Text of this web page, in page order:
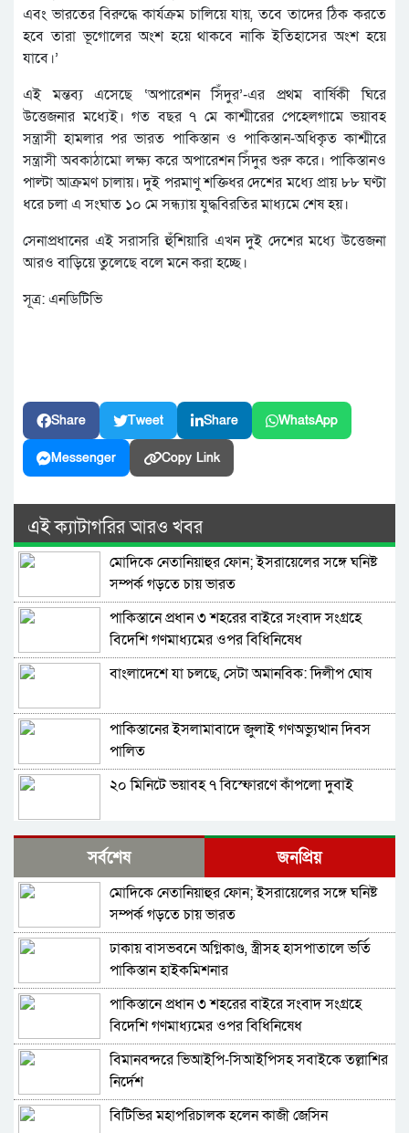
এবং ভারতের বিরুদ্ধে কার্যক্রম চালিয়ে যায়, তবে তাদের ঠিক করতে
হবে তারা ভূগোলের অংশ হয়ে থাকবে নাকি ইতিহাসের অংশ হয়ে
যাবে।’
এই মন্তব্য এসেছে ‘অপারেশন সিঁদুর’-এর প্রথম বার্ষিকী ঘিরে
উত্তেজনার মধ্যেই। গত বছর ৭ মে কাশ্মীরের পেহেলগামে ভয়াবহ
সন্ত্রাসী হামলার পর ভারত পাকিস্তান ও পাকিস্তান-অধিকৃত কাশ্মীরে
সন্ত্রাসী অবকাঠামো লক্ষ্য করে অপারেশন সিঁদুর শুরু করে। পাকিস্তানও
পাল্টা আক্রমণ চালায়। দুই পরমাণু শক্তিধর দেশের মধ্যে প্রায় ৮৮ ঘণ্টা
ধরে চলা এ সংঘাত ১০ মে সন্ধ্যায় যুদ্ধবিরতির মাধ্যমে শেষ হয়।
সেনাপ্রধানের এই সরাসরি হুঁশিয়ারি এখন দুই দেশের মধ্যে উত্তেজনা
আরও বাড়িয়ে তুলেছে বলে মনে করা হচ্ছে।
সূত্র: এনডিটিভি
Share Tweet Share WhatsApp
Messenger Copy Link
এই ক্যাটাগরির আরও খবর
মোদিকে নেতানিয়াহুর ফোন; ইসরায়েলের সঙ্গে ঘনিষ্ট
সম্পর্ক গড়তে চায় ভারত
পাকিস্তানে প্রধান ৩ শহরের বাইরে সংবাদ সংগ্রহে
বিদেশি গণমাধ্যমের ওপর বিধিনিষেধ
বাংলাদেশে যা চলছে, সেটা অমানবিক: দিলীপ ঘোষ
পাকিস্তানের ইসলামাবাদে জুলাই গণঅভ্যুত্থান দিবস
পালিত
২০ মিনিটে ভয়াবহ ৭ বিস্ফোরণে কাঁপলো দুবাই
ইরাক সফরে হঠাৎ ইরানের পররাষ্ট্রমন্ত্রী আব্বাস
আরাগচি
শেখ হাসিনার বক্তব্য দেওয়ার সঙ্গে ভারত সরকারের
কোনও সম্পর্ক নেই: রণধীর জয়সোয়াল
ভারত সীমান্তে ২৫০টি অত্যাধুনিক চীনা যুদ্ধযান
মোতায়েন করলো পাকিস্তান
শ্রীলঙ্কার কারাগারে আবার দাঙ্গা, পরিস্থিতিতে নিয়ন্ত্রণে
সেনা মোতায়েন
বাংলাদেশ থেকে আসা হিন্দু-বৌদ্ধ-খ্রিস্টানরা
অনুপ্রবেশকারী নন: শুভেন্দু
চলতি সপ্তাহে ইরানে ভয়াবহ হামলার প্রস্তুতি নিচ্ছে
সর্বশেষ জনপ্রিয়
মোদিকে নেতানিয়াহুর ফোন; ইসরায়েলের সঙ্গে ঘনিষ্ট
সম্পর্ক গড়তে চায় ভারত
ঢাকায় বাসভবনে অগ্নিকাণ্ড, স্ত্রীসহ হাসপাতালে ভর্তি
পাকিস্তান হাইকমিশনার
পাকিস্তানে প্রধান ৩ শহরের বাইরে সংবাদ সংগ্রহে
বিদেশি গণমাধ্যমের ওপর বিধিনিষেধ
বিমানবন্দরে ভিআইপি-সিআইপিসহ সবাইকে তল্লাশির
নির্দেশ
বিটিভির মহাপরিচালক হলেন কাজী জেসিন